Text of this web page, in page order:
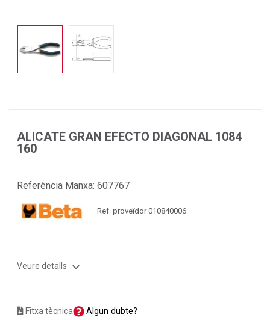
ALICATE GRAN EFECTO DIAGONAL 1084
160
Referència Manxa: 607767
Ref. proveïdor 010840006
Veure detalls expand_more
Fitxa tècnica Algun dubte?